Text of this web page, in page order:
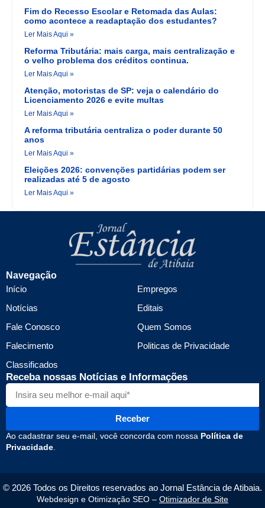
Fim do Recesso Escolar e Retomada das Aulas:
como acontece a readaptação dos estudantes?
Ler Mais Aqui »
Reforma Tributária: mais carga, mais centralização e
o velho problema dos créditos continua.
Ler Mais Aqui »
Atenção, motoristas de SP: veja o calendário do
Licenciamento 2026 e evite multas
Ler Mais Aqui »
A reforma tributária centraliza o poder durante 50
anos
Ler Mais Aqui »
Eleições 2026: convenções partidárias podem ser
realizadas até 5 de agosto
Ler Mais Aqui »
Navegação
Início
Notícias
Fale Conosco
Falecimento
Classificados
Empregos
Editais
Quem Somos
Politicas de Privacidade
Receba nossas Notícias e Informações
Receber
Ao cadastrar seu e-mail, você concorda com nossa Política de
Privacidade
© 2026 Todos os Direitos reservados ao Jornal Estância de Atibaia.
Webdesign e Otimização SEO – Otimizador de Site